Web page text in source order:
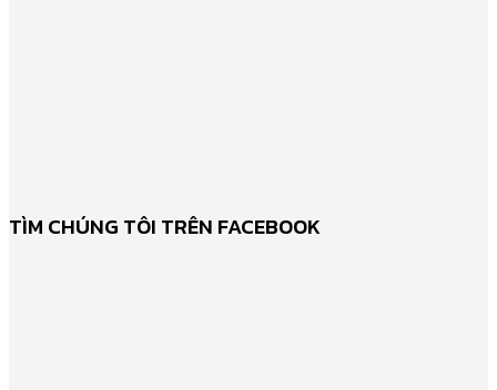
TÌM CHÚNG TÔI TRÊN FACEBOOK